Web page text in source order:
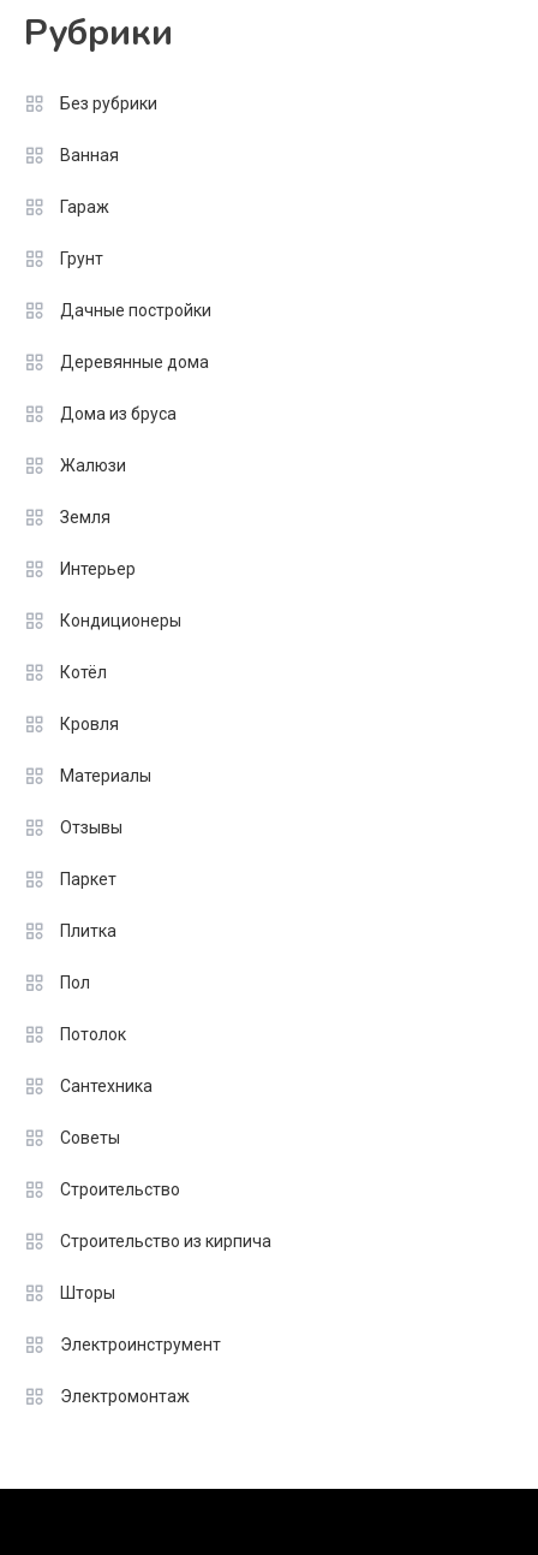
Рубрики
Без рубрики
Ванная
Гараж
Грунт
Дачные постройки
Деревянные дома
Дома из бруса
Жалюзи
Земля
Интерьер
Кондиционеры
Котёл
Кровля
Материалы
Отзывы
Паркет
Плитка
Пол
Потолок
Сантехника
Советы
Строительство
Строительство из кирпича
Шторы
Электроинструмент
Электромонтаж